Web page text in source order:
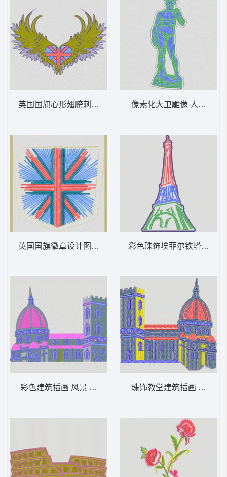
英国国旗心形翅膀刺绣 心形 多色珠片
英国国旗徽章设计图 旗 米字旗 多色珠片
彩色建筑插画 风景 多色珠片 建筑 古堡
像素化大卫雕像 人物 雕像
彩色珠饰埃菲尔铁塔图案
珠饰教堂建筑插画 风景 多